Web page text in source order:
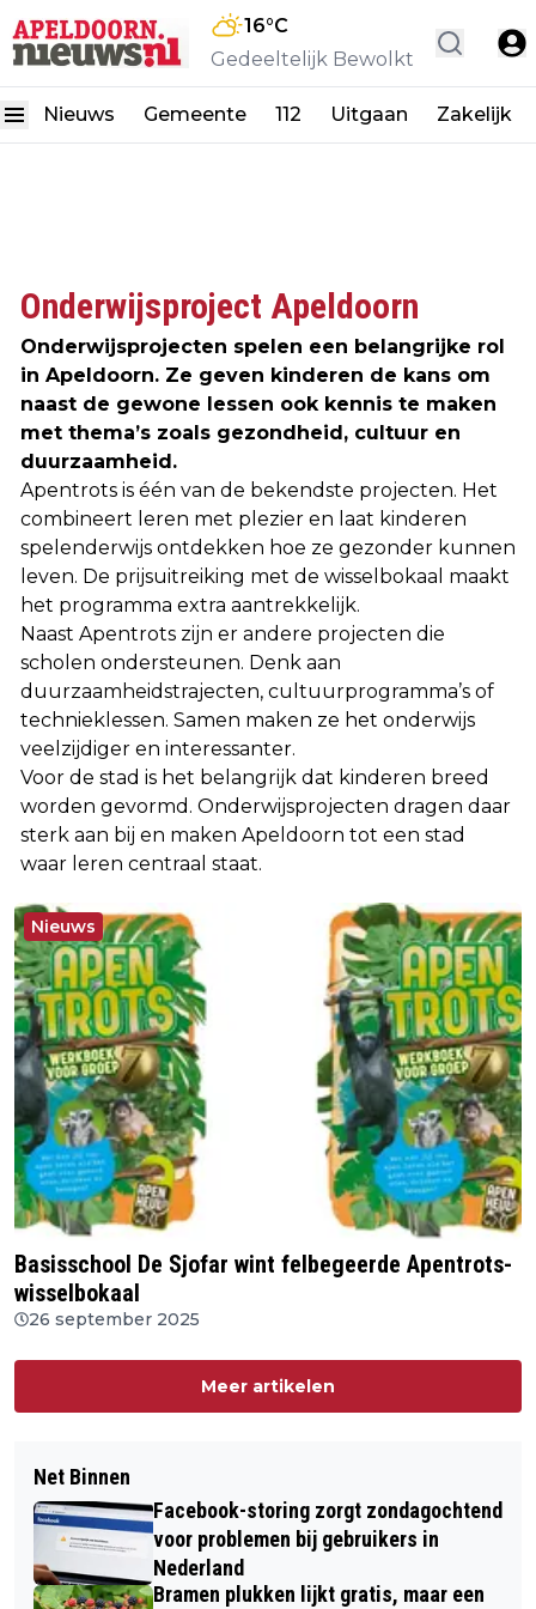
16°C
Gedeeltelijk Bewolkt
Nieuws Gemeente 112 Uitgaan Zakelijk
Onderwijsproject Apeldoorn
Onderwijsprojecten spelen een belangrijke rol
in Apeldoorn. Ze geven kinderen de kans om
naast de gewone lessen ook kennis te maken
met thema’s zoals gezondheid, cultuur en
duurzaamheid.
Apentrots is één van de bekendste projecten. Het
combineert leren met plezier en laat kinderen
spelenderwijs ontdekken hoe ze gezonder kunnen
leven. De prijsuitreiking met de wisselbokaal maakt
het programma extra aantrekkelijk.
Naast Apentrots zijn er andere projecten die
scholen ondersteunen. Denk aan
duurzaamheidstrajecten, cultuurprogramma’s of
technieklessen. Samen maken ze het onderwijs
veelzijdiger en interessanter.
Voor de stad is het belangrijk dat kinderen breed
worden gevormd. Onderwijsprojecten dragen daar
sterk aan bij en maken Apeldoorn tot een stad
waar leren centraal staat.
Nieuws
Basisschool De Sjofar wint felbegeerde Apentrots-
wisselbokaal
26 september 2025
Meer artikelen
Net Binnen
Facebook-storing zorgt zondagochtend
voor problemen bij gebruikers in
Nederland
Bramen plukken lijkt gratis, maar een